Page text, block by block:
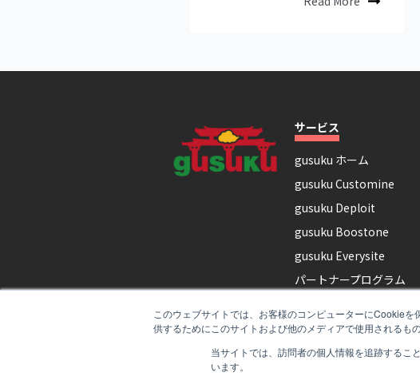
このウェブサイトでは、お客様のコンピューターにCookie
供するためにこのサイトおよび他のメディアで使用されるも
当サイトでは、訪問者の個人情報を追跡するこ
います。
サービス
gusuku ホーム
gusuku Customine
gusuku Deploit
gusuku Boostone
gusuku Everysite
パートナープログラム
gusuku Customine 活